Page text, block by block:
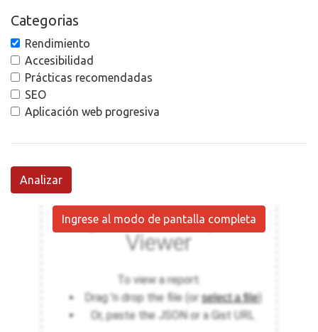
Categorias
Rendimiento
Accesibilidad
Prácticas recomendadas
SEO
Aplicación web progresiva
Analizar
Ingrese al modo de pantalla completa